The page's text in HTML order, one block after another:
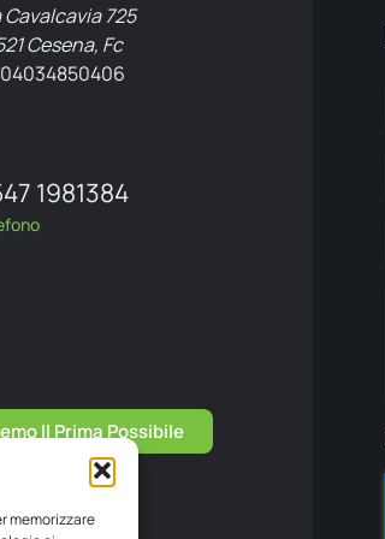
memorizzare
Cavalcavia 725
Cesena, Fc
04034850406
1981384
Il Prima Possibile